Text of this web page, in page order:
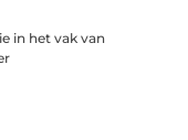
in het vak van